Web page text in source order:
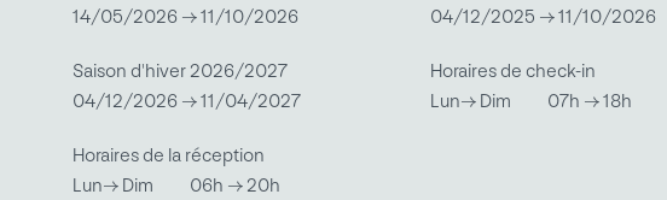
14/05/2026 → 11/10/2026
Saison d'hiver 2026/2027
04/12/2026 → 11/04/2027
Horaires de la réception
Lun→ Dim
06h → 20h
04/12/2025 → 11/10/2026
Horaires de check-in
Lun→ Dim
07h → 18h